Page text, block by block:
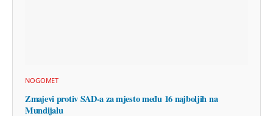
NOGOMET
Zmajevi protiv SAD-a za mjesto među 16 najboljih na
Mundijalu